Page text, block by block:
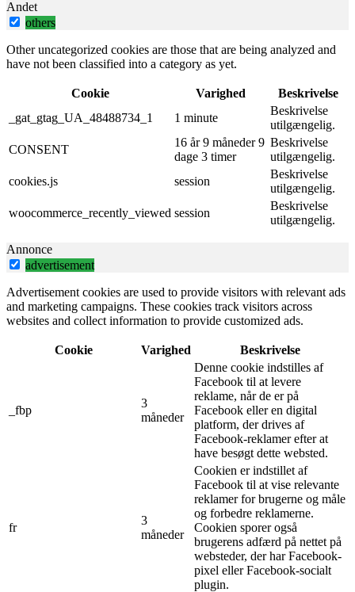
Andet
others
Other uncategorized cookies are those that are being analyzed and
have not been classified into a category as yet.
Cookie Varighed
Beskrivelse
_gat_gtag_UA_48488734_1
1 minute
Beskrivelse
utilgængelig.
CONSENT
16 år 9 måneder 9
dage 3 timer
Beskrivelse
utilgængelig.
cookies.js
session
Beskrivelse
utilgængelig.
woocommerce_recently_viewed session
Beskrivelse
utilgængelig.
Annonce
advertisement
Advertisement cookies are used to provide visitors with relevant ads
and marketing campaigns. These cookies track visitors across
websites and collect information to provide customized ads.
Cookie Varighed Beskrivelse
_fbp
3
måneder
Denne cookie indstilles af
Facebook til at levere
reklame, når de er på
Facebook eller en digital
platform, der drives af
Facebook-reklamer efter at
have besøgt dette websted.
fr
3
måneder
Cookien er indstillet af
Facebook til at vise relevante
reklamer for brugerne og måle
og forbedre reklamerne.
Cookien sporer også
brugerens adfærd på nettet på
websteder, der har Facebook-
pixel eller Facebook-socialt
plugin.